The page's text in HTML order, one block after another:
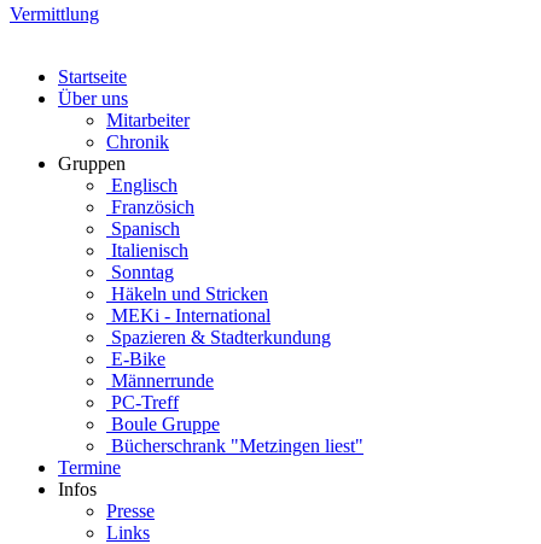
Vermittlung
Startseite
Über uns
Mitarbeiter
Chronik
Gruppen
Englisch
Französich
Spanisch
Italienisch
Sonntag
Häkeln und Stricken
MEKi - International
Spazieren & Stadterkundung
E-Bike
Männerrunde
PC-Treff
Boule Gruppe
Bücherschrank "Metzingen liest"
Termine
Infos
Presse
Links